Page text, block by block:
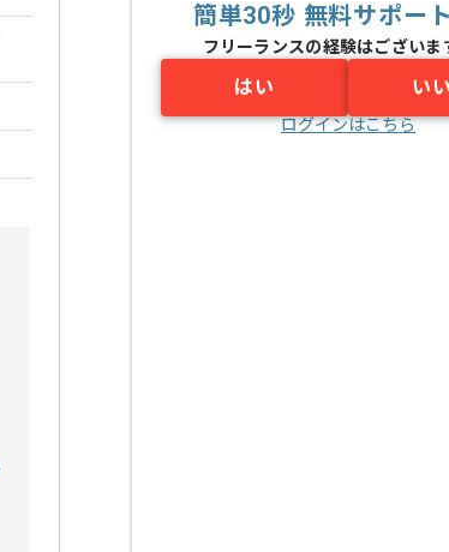
簡単30秒 無料サポー
フリーランスの経験はございま
はい い
ログインはこちら